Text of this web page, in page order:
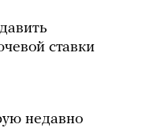
ставки
недавно